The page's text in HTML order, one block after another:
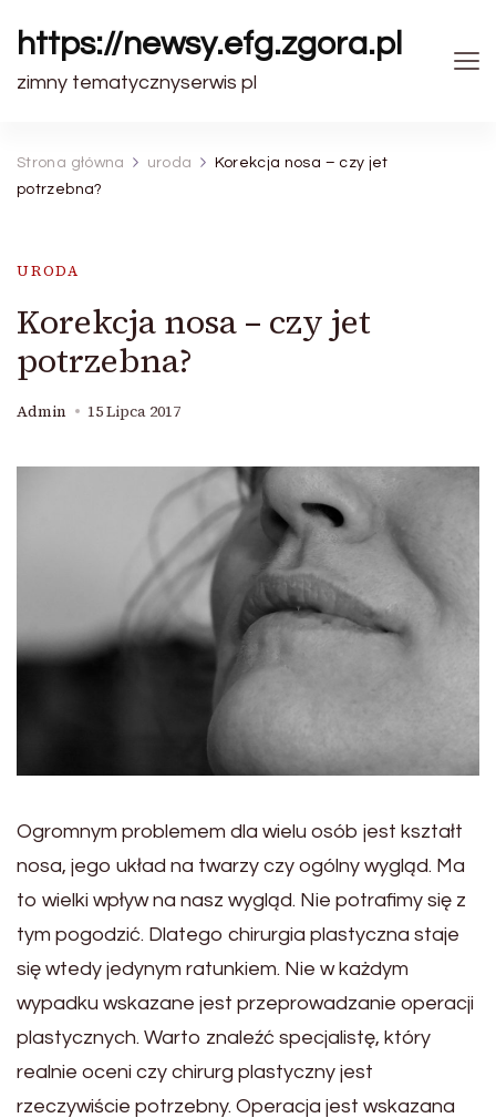
https://newsy.efg.zgora.pl
zimny tematycznyserwis pl
Strona główna uroda
Korekcja nosa – czy jet
potrzebna?
URODA
Korekcja nosa – czy jet
potrzebna?
Admin 15 Lipca 2017
Ogromnym problemem dla wielu osób jest kształt
nosa, jego układ na twarzy czy ogólny wygląd. Ma
to wielki wpływ na nasz wygląd. Nie potrafimy się z
tym pogodzić. Dlatego chirurgia plastyczna staje
się wtedy jedynym ratunkiem. Nie w każdym
wypadku wskazane jest przeprowadzanie operacji
plastycznych. Warto znaleźć specjalistę, który
realnie oceni czy chirurg plastyczny jest
rzeczywiście potrzebny. Operacja jest wskazana